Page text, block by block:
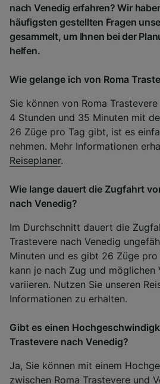
nach Venedig erfahren? Wir
häufigsten gestellten Fragen
gesammelt, um Ihnen bei der
helfen.
Wie gelange ich von Roma
Sie können von Roma
4 Stunden und 35 Minuten mit
26 Züge pro Tag gibt, ist es
nehmen. Mehr Informationen
Reiseplaner.
Wie lange dauert die Zugfahrt
nach Venedig?
Im Durchschnitt dauert die
Trastevere nach Venedig
Minuten und es gibt 26 Züge pro
kann je nach Zug und möglichen
variieren. Nutzen Sie unseren
Informationen zu erhalten.
Gibt es einen
Trastevere nach Venedig?
Ja, Sie können mit einem
zwischen Roma Trastevere und